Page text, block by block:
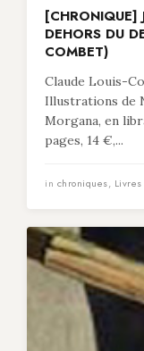
[CHRONIQUE]
DEHORS DU
COMBET)
Claude Louis-
Illustrations de
Morgana, en
pages, 14 €,...
in chroniques,